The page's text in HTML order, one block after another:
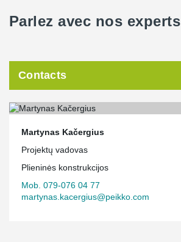
Parlez avec nos experts
Contacts
Martynas Kačergius
Projektų vadovas
Plieninės konstrukcijos
Mob. 079-076 04 77
martynas.kacergius@peikko.com